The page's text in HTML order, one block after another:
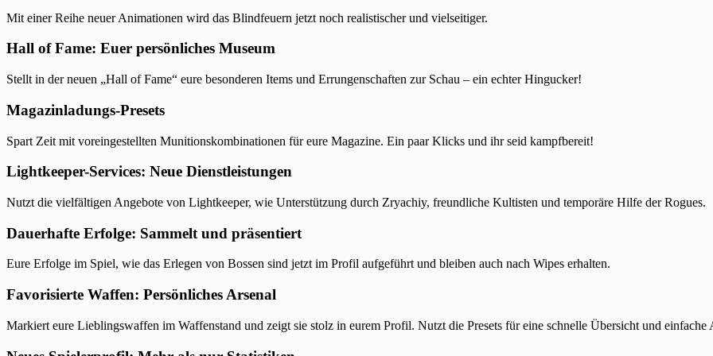
Mit einer Reihe neuer Animationen wird das Blindfeuern jetzt noch realistischer und vielseitiger.
Hall of Fame: Euer persönliches Museum
Stellt in der neuen „Hall of Fame“ eure besonderen Items und Errungenschaften zur Schau – ein echter Hingucker!
Magazinladungs-Presets
Spart Zeit mit voreingestellten Munitionskombinationen für eure Magazine. Ein paar Klicks und ihr seid kampfbereit!
Lightkeeper-Services: Neue Dienstleistungen
Nutzt die vielfältigen Angebote von Lightkeeper, wie Unterstützung durch Zryachiy, freundliche Kultisten und temporäre Hilfe der Rogues.
Dauerhafte Erfolge: Sammelt und präsentiert
Eure Erfolge im Spiel, wie das Erlegen von Bossen sind jetzt im Profil aufgeführt und bleiben auch nach Wipes erhalten.
Favorisierte Waffen: Persönliches Arsenal
Markiert eure Lieblingswaffen im Waffenstand und zeigt sie stolz in eurem Profil. Nutzt die Presets für eine schnelle Übersicht und einfache